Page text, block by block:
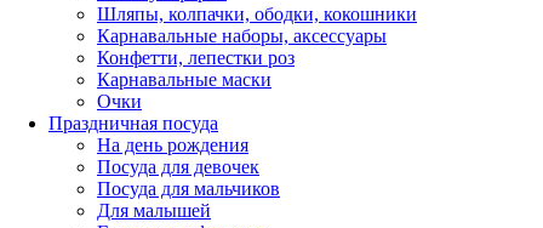
Шляпы, колпачки, ободки, кокошники
Карнавальные наборы, аксессуары
Конфетти, лепестки роз
Карнавальные маски
Очки
Праздничная посуда
На день рождения
Посуда для девочек
Посуда для мальчиков
Для малышей